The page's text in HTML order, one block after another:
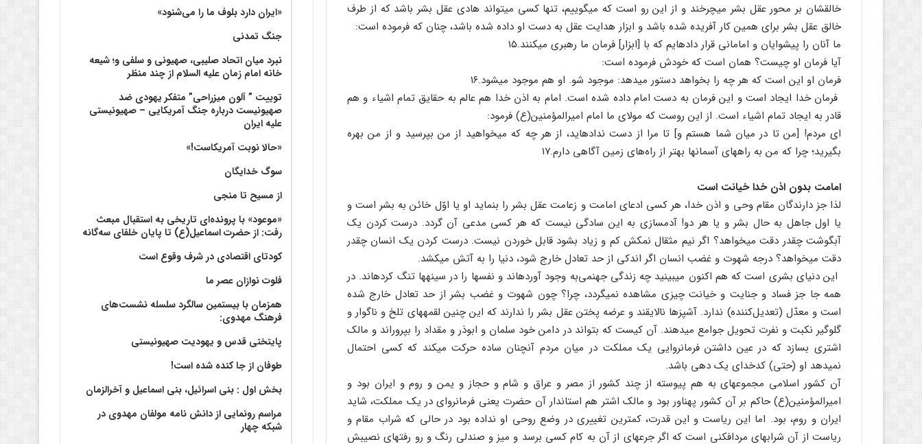
خالقشان بر محور عقل بشر می‏چرخند و از این رو است که می‏گوییم، تنها کسی می‏تواند هادی عقل بشر باشد که از طرف
خالق عقل بشر برای همین کار آفریده شده باشد و ابزار هدایت عقل به دست او داده شده باشد، چنان که فرموده است:
ما آنان را پیشوایان و امامانی قرار داده‏ایم که با [ابزار] فرمان ما رهبری می‏کنند.۱۵
آیا فرمان او چیست؟ همان است که خودش فرموده است:
فرمان او این است که هر چه را بخواهد دستور می‏دهد: موجود شو. او هم موجود می‏شود.۱۶
فرمان خدا ایجاد است و این فرمان به دست امام داده شده است. امام به‏ اذن خدا هم عالم به حقایق تمام اشیاء و هم
قادر به ایجاد تمام اشیاء است. از این روست که مولای ما امام امیرالمؤمنین(ع) فرمود:
ای مردم! [من تا در میان شما هستم و] تا مرا از دست نداده‏اید، از هر چه که می‏خواهید از من بپرسید و از من بهره
بگیرید؛ چرا که من به راه‏های آسمان‏ها بهتر از راه‌های زمین آگاهی دارم.۱۷
امامت بدون اذن خدا خیانت است
لذا جز دارندگان مقام وحی و اذن خدا، هر کسی ادعای امامت و زعامت‏ عقل بشر را بنماید او یا اوّل خائن به بشر است و
یا اول جاهل به حال بشر و یا هر دو! آدم‏سازی به این سادگی نیست که هر کسی مدعی آن گردد. درست کردن یک
آبگوشت چقدر دقت می‏خواهد؟ اگر نیم مثقال نمکش کم و زیاد بشود قابل خوردن نیست. درست کردن یک انسان چقدر
دقت می‏خواهد؟ درجه شهوت و غضب انسان اگر اندکی از حد تعادل خارج شود، دنیا را به آتش می‏کشد.
این دنیای بشری است که هم اکنون می‏بینید چه زندگی جهنمی‌به وجود آورده‏اند و نفس‏ها را در سینه‏ها تنگ کرده‏اند. در
همه جا جز فساد و جنایت و خیانت چیزی مشاهده نمی‏گردد، چرا؟ چون شهوت و غضب بشر از حد تعادل خارج شده
است و معدّل‏ (تعدیل‌کننده) ندارد. آشپزها نالایقند و عرضه پختن عقل بشر را ندارند که این چنین لقمه‏های تلخ و ناگوار و
گلوگیر نکبت و نفرت تحویل جوامع می‏دهند. آن کیست که بتواند در دامن خود سلمان و ابوذر و مقداد را بپروراند و مالک
اشتری بسازد که در عین داشتن فرمانروایی یک مملکت در میان مردم آنچنان ساده حرکت می‏کند که کسی احتمال
نمی‏دهد او (حتی) کدخدای یک دهی باشد.
آن کشور اسلامی مجموعه‏ای به هم پیوسته از چند کشور از مصر و عراق و شام و حجاز و یمن و روم و ایران بود و
امیرالمؤمنین(ع) حاکم بر آن کشور پهناور بود و مالک اشتر هم استاندار آن حضرت یعنی فرمانروای در یک مملکت، شاید
ایران و روم، بود. اما این ریاست و این قدرت، کمترین تغییری در وضع روحی او نداده بود در حالی که شراب مقام و
ریاست از آن شراب‏های مردافکنی است که اگر جرعه‏ای از آن به کام کسی برسد و میز و صندلی رنگ و رو رفته‏ای نصیبش
«ایران دارد بلوف ما را می‌شنود»
جنگ تمدنی
نبرد میان اتحاد صلیبی، صهیونی و سلفی و؛ شیعه
خانه امام زمان علیه السلام از چند منظر
توییت ” آلون میزراحی” متفکر یهودی ضد
صهیونیست درباره جنگ آمریکایی – صهیونیستی
علیه ایران
«حالا نوبت آمریکاست!»
سوگ خدایگان
از مسیح تا منجی
«موعود» با پرونده‌ای تاریخی به استقبال مبعث
رفت: از حضرت اسماعیل(ع) تا پایان خلفای سه‌گانه
کودتای اقتصادی در شرف وقوع است
فلوت نوازان عصر ما
همزمان با بیستمین سالگرد سلسله نشست‌های
فرهنگ مهدوی:‌
پایتختی قدس و یهودیت صهیونیستی
طوفان از جا کنده شده است!
بخش اول : بنی اسرائیل، بنی اسماعیل و آخرالزمان
مراسم رونمایی از دانش نامه مولفان مهدوی در
شبکه چهار